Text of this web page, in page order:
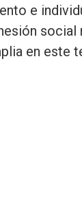
e
social
en este